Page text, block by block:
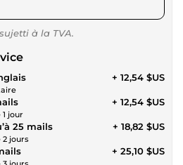
à la TVA.
+ 12,54 $US
jour
+ 12,54 $US
25 mails
2 jours
+ 18,82 $US
+ 25,10 $US